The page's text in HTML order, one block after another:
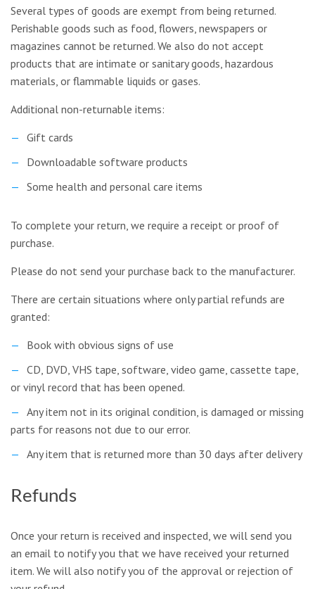
Several types of goods are exempt from being returned.
Perishable goods such as food, flowers, newspapers or
magazines cannot be returned. We also do not accept
products that are intimate or sanitary goods, hazardous
materials, or flammable liquids or gases.
Additional non-returnable items:
Gift cards
Downloadable software products
Some health and personal care items
To complete your return, we require a receipt or proof of
purchase.
Please do not send your purchase back to the manufacturer.
There are certain situations where only partial refunds are
granted:
Book with obvious signs of use
CD, DVD, VHS tape, software, video game, cassette tape,
or vinyl record that has been opened.
Any item not in its original condition, is damaged or missing
parts for reasons not due to our error.
Any item that is returned more than 30 days after delivery
Refunds
Once your return is received and inspected, we will send you
an email to notify you that we have received your returned
item. We will also notify you of the approval or rejection of